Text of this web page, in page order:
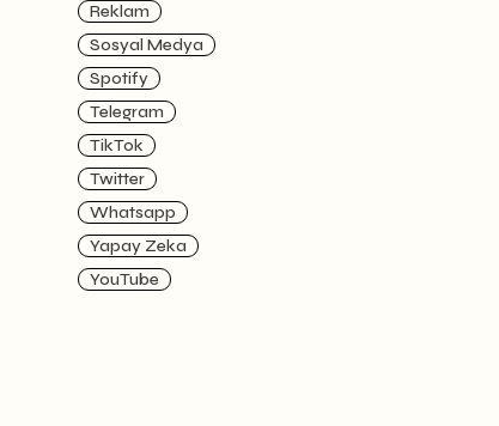
Reklam
Sosyal Medya
Spotify
Telegram
TikTok
Twitter
Whatsapp
Yapay Zeka
YouTube